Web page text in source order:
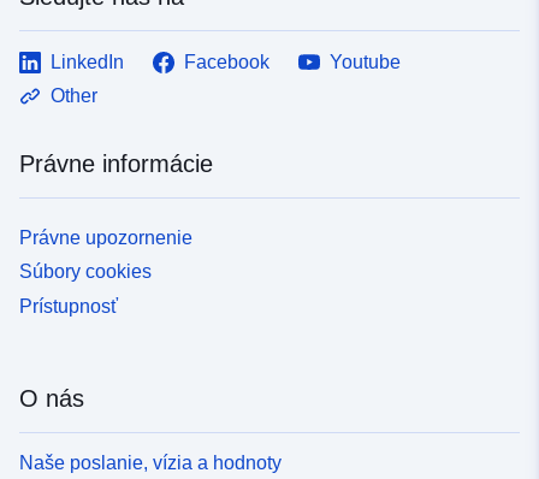
LinkedIn Facebook
Youtube
Other
Právne informácie
Právne upozornenie
Súbory cookies
Prístupnosť
O nás
Naše poslanie, vízia a hodnoty